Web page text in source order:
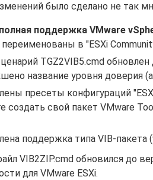
было сделано не так
поддержка VMware
переименованы в "ESXi
TGZ2VIB5.cmd обновлен
название уровня доверия
пресеты конфигураций
создать свой пакет VMware
поддержка типа VIB-пакета
VIB2ZIP.cmd обновился до
для VMware ESXi.